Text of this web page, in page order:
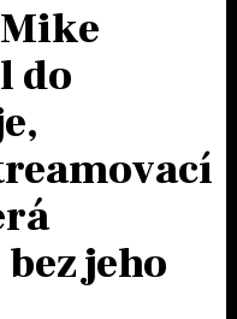
do
jeho